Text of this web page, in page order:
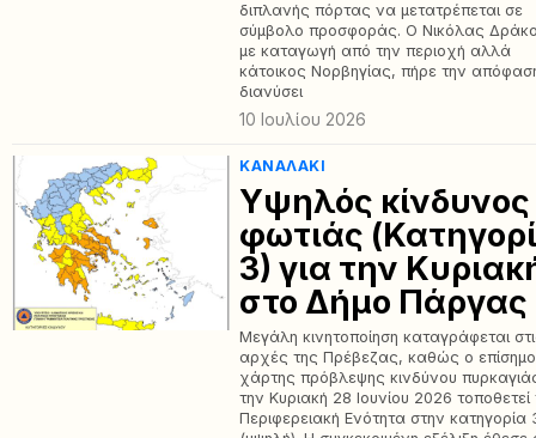
διπλανής πόρτας να μετατρέπεται σε
σύμβολο προσφοράς. Ο Νικόλας
με καταγωγή από την περιοχή αλλά
κάτοικος Νορβηγίας, πήρε την
διανύσει
10 Ιουλίου 2026
ΚΑΝΑΛΆΚΙ
Υψηλός κίνδυνος
φωτιάς
3) για την
στο Δήμο Πάργας
Μεγάλη κινητοποίηση καταγράφεται
αρχές της Πρέβεζας, καθώς ο
χάρτης πρόβλεψης κινδύνου
την Κυριακή 28 Ιουνίου 2026 τοποθετεί
Περιφερειακή Ενότητα στην κατηγορία